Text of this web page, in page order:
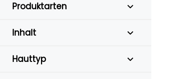
Produktarten
Inhalt
Hauttyp